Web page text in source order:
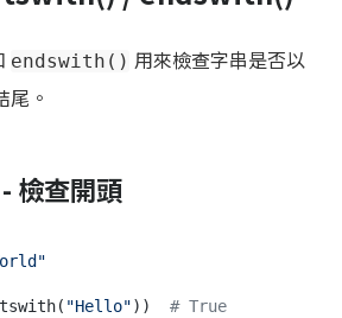
endswith() 用來檢查字串是否以
尾。
查開頭
"Hello")) # True